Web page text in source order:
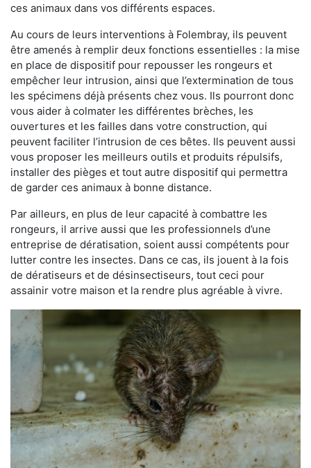
ces animaux dans vos différents espaces.
Au cours de leurs interventions à Folembray, ils peuvent
être amenés à remplir deux fonctions essentielles : la mise
en place de dispositif pour repousser les rongeurs et
empêcher leur intrusion, ainsi que l’extermination de tous
les spécimens déjà présents chez vous. Ils pourront donc
vous aider à colmater les différentes brèches, les
ouvertures et les failles dans votre construction, qui
peuvent faciliter l’intrusion de ces bêtes. Ils peuvent aussi
vous proposer les meilleurs outils et produits répulsifs,
installer des pièges et tout autre dispositif qui permettra
de garder ces animaux à bonne distance.
Par ailleurs, en plus de leur capacité à combattre les
rongeurs, il arrive aussi que les professionnels d’une
entreprise de dératisation, soient aussi compétents pour
lutter contre les insectes. Dans ce cas, ils jouent à la fois
de dératiseurs et de désinsectiseurs, tout ceci pour
assainir votre maison et la rendre plus agréable à vivre.